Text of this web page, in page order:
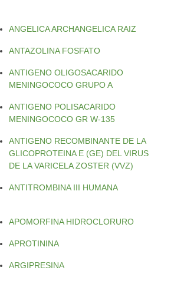
ANGELICA ARCHANGELICA RAIZ
ANTAZOLINA FOSFATO
ANTIGENO OLIGOSACARIDO
MENINGOCOCO GRUPO A
ANTIGENO POLISACARIDO
MENINGOCOCO GR W-135
ANTIGENO RECOMBINANTE DE LA
GLICOPROTEINA E (GE) DEL VIRUS
DE LA VARICELA ZOSTER (VVZ)
ANTITROMBINA III HUMANA
APOMORFINA HIDROCLORURO
APROTININA
ARGIPRESINA